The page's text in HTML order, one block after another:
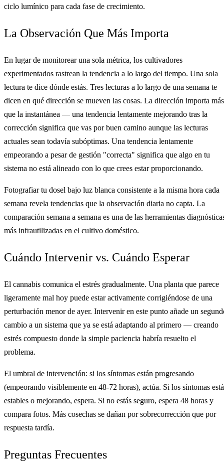
ciclo lumínico para cada fase de crecimiento.
La Observación Que Más Importa
En lugar de monitorear una sola métrica, los cultivadores
experimentados rastrean la tendencia a lo largo del tiempo. Una sola
lectura te dice dónde estás. Tres lecturas a lo largo de una semana te
dicen en qué dirección se mueven las cosas. La dirección importa más
que la instantánea — una tendencia lentamente mejorando tras la
corrección significa que vas por buen camino aunque las lecturas
actuales sean todavía subóptimas. Una tendencia lentamente
empeorando a pesar de gestión "correcta" significa que algo en tu
sistema no está alineado con lo que crees estar proporcionando.
Fotografiar tu dosel bajo luz blanca consistente a la misma hora cada
semana revela tendencias que la observación diaria no capta. La
comparación semana a semana es una de las herramientas
más infrautilizadas en el cultivo doméstico.
Cuándo Intervenir vs. Cuándo Esperar
El cannabis comunica el estrés gradualmente. Una planta que parece
ligeramente mal hoy puede estar activamente corrigiéndose de una
perturbación menor de ayer. Intervenir en este punto añade un
cambio a un sistema que ya se está adaptando al primero — creando
estrés compuesto donde la simple paciencia habría resuelto el
problema.
El umbral de intervención: si los síntomas están progresando
(empeorando visiblemente en 48-72 horas), actúa. Si los síntomas
estables o mejorando, espera. Si no estás seguro, espera 48 horas y
compara fotos. Más cosechas se dañan por sobrecorrección que por
respuesta tardía.
Preguntas Frecuentes